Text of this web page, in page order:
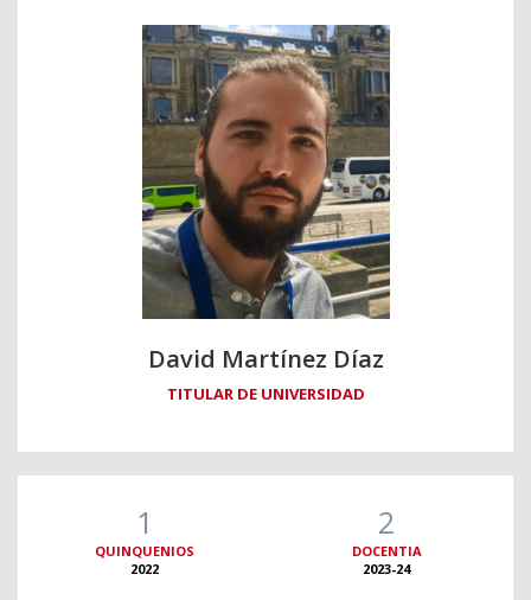
David Martínez Díaz
TITULAR DE UNIVERSIDAD
1
QUINQUENIOS
2022
2
DOCENTIA
2023-24